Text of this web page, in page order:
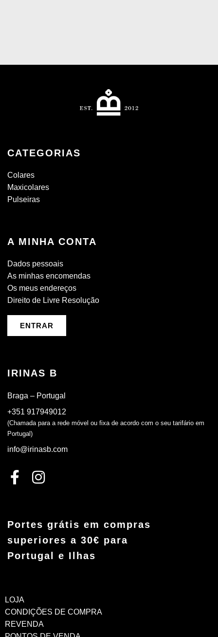
CATEGORIAS
Colares
Maxicolares
Pulseiras
A MINHA CONTA
Dados pessoais
As minhas encomendas
Os meus endereços
Direito de Livre Resolução
ENTRAR
IRINAS B
Braga – Portugal
+351 917949012
(Chamada para a rede móvel ou fixa de acordo com o seu tarifário em
Portugal)
info@irinasb.com
Portes grátis em compras
superiores a 30€ para
Portugal e Ilhas
LOJA
CONDIÇÕES DE COMPRA
REVENDA